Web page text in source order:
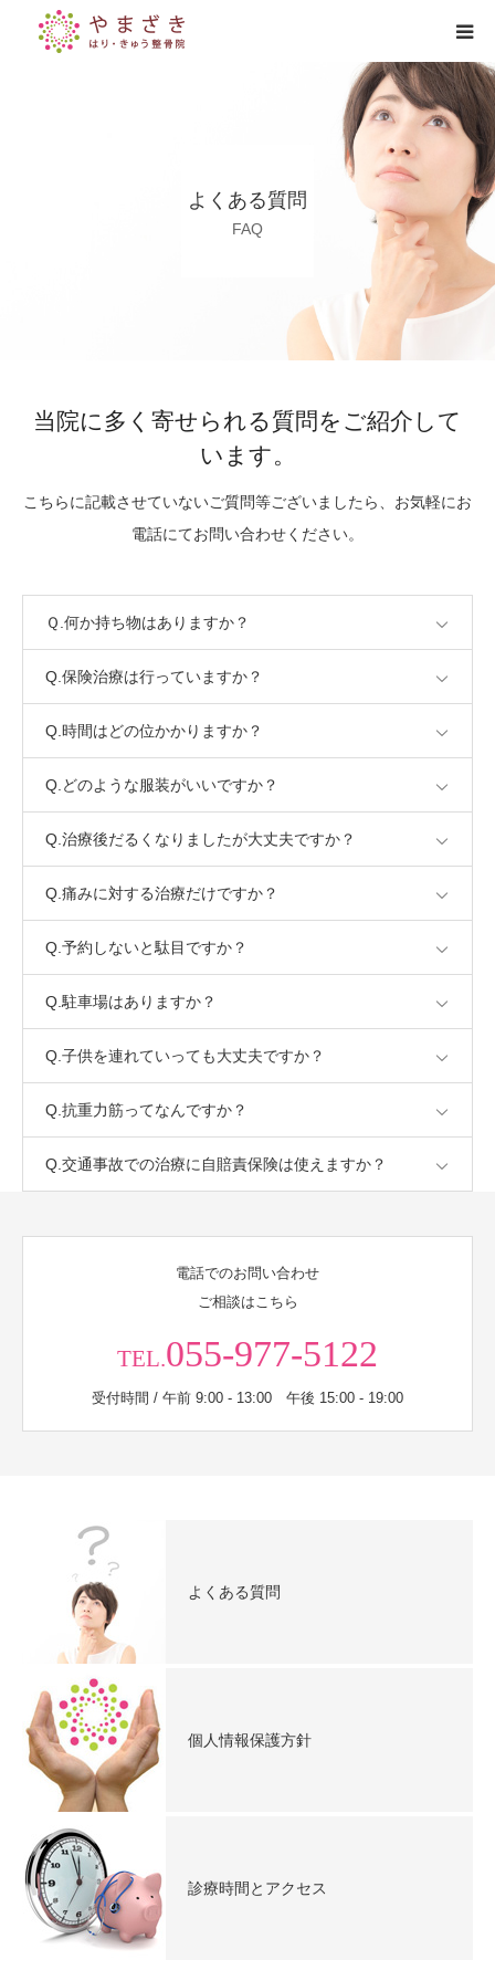
よくある質問
FAQ
当院に多く寄せられる質問をご紹介して
います。
こちらに記載させていないご質問等ございましたら、お気軽にお
電話にてお問い合わせください。
Ｑ.何か持ち物はありますか？
Q.保険治療は行っていますか？
Q.時間はどの位かかりますか？
Q.どのような服装がいいですか？
Q.治療後だるくなりましたが大丈夫ですか？
Q.痛みに対する治療だけですか？
Q.予約しないと駄目ですか？
Q.駐車場はありますか？
Q.子供を連れていっても大丈夫ですか？
Q.抗重力筋ってなんですか？
Q.交通事故での治療に自賠責保険は使えますか？
電話でのお問い合わせ
ご相談はこちら
TEL.055-977-5122
受付時間 / 午前 9:00 - 13:00 午後 15:00 - 19:00
よくある質問
個人情報保護方針
診療時間とアクセス